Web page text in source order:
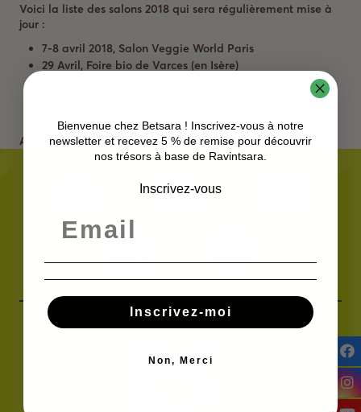
Voici la liste des salons 2018 qui sera régulièrement mise à
jour :
7-8 avril 2018, Salon Veggie World Paris
29 Avril, Foire bio de Varces (en Isère)
Au plaisir de vous y voir
Bienvenue chez Betsara ! Inscrivez-vous à notre
newsletter et recevez 5 % de remise pour découvrir
nos trésors à base de Ravintsara.
Inscrivez-vous
Inscrivez-moi
Non, Merci